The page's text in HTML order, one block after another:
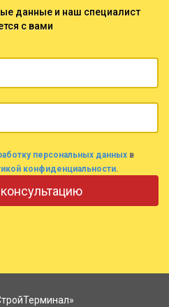
данные и наш специалист
с вами
персональных данных в
конфиденциальности.